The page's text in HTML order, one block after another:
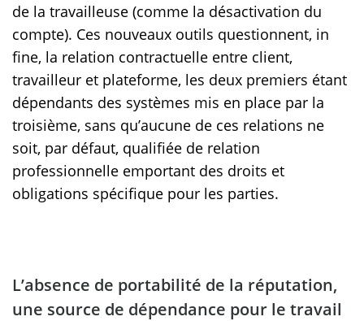
de la travailleuse (comme la désactivation du
compte). Ces nouveaux outils questionnent, in
fine, la relation contractuelle entre client,
travailleur et plateforme, les deux premiers étant
dépendants des systèmes mis en place par la
troisième, sans qu’aucune de ces relations ne
soit, par défaut, qualifiée de relation
professionnelle emportant des droits et
obligations spécifique pour les parties.
L’absence de portabilité de la réputation,
une source de dépendance pour le travail